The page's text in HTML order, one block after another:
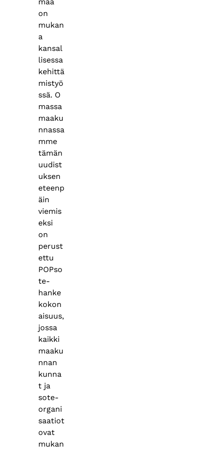
on
mukan
a
kansal
lisessa
kehittä
mistyö
ssä. O
massa
maaku
nnassa
mme
tämän
uudist
uksen
eteenp
äin
viemis
eksi
on
perust
ettu
POPso
te-
hanke
kokon
aisuus,
jossa
kaikki
maaku
nnan
kunna
t ja
sote-
organi
saatiot
ovat
mukan